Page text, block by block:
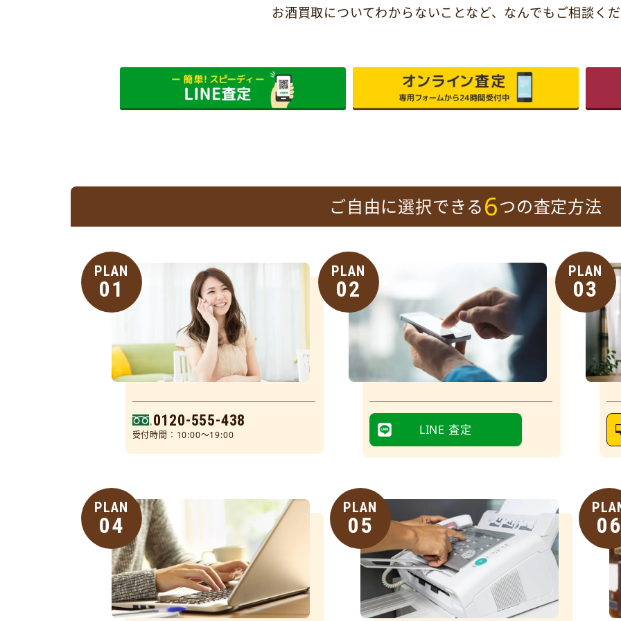
お酒買取についてわからないことなど、 なんでもご相談く
ご自由に選択できる6つの査定方法
PLAN
01
0120-555-438
受付時間：10:00～19:00
PLAN
02
LINE 査定
PLAN
03
PLAN
04
PLAN
05 06